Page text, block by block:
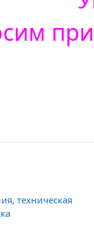
техническая